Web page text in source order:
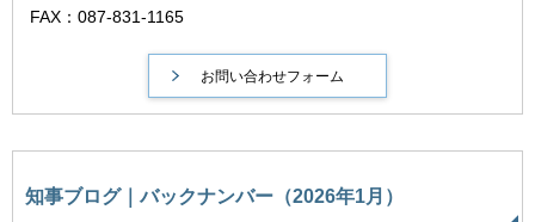
FAX：087-831-1165
知事ブログ｜バックナンバー（2026年1月）